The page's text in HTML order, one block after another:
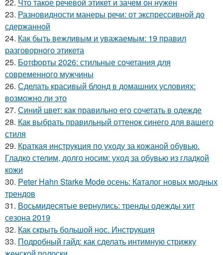
23. Разновидности манеры речи: от экспрессивной до
сдержанной
24. Как быть вежливым и уважаемым: 19 правил
разговорного этикета
25. Ботфорты 2026: стильные сочетания для
современного мужчины
26. Сделать красивый блонд в домашних условиях:
возможно ли это
27. Синий цвет: как правильно его сочетать в одежде
28. Как выбрать правильный оттенок синего для вашего
стиля
29. Краткая инструкция по уходу за кожаной обувью.
Гладко стелим, долго носим: уход за обувью из гладкой
кожи
30. Peter Hahn Starke Mode осень: Каталог новых модных
трендов
31. Восьмидесятые вернулись: тренды одежды хит
сезона 2019
32. Как скрыть большой нос. Инструкция
33. Подробный гайд: как сделать интимную стрижку